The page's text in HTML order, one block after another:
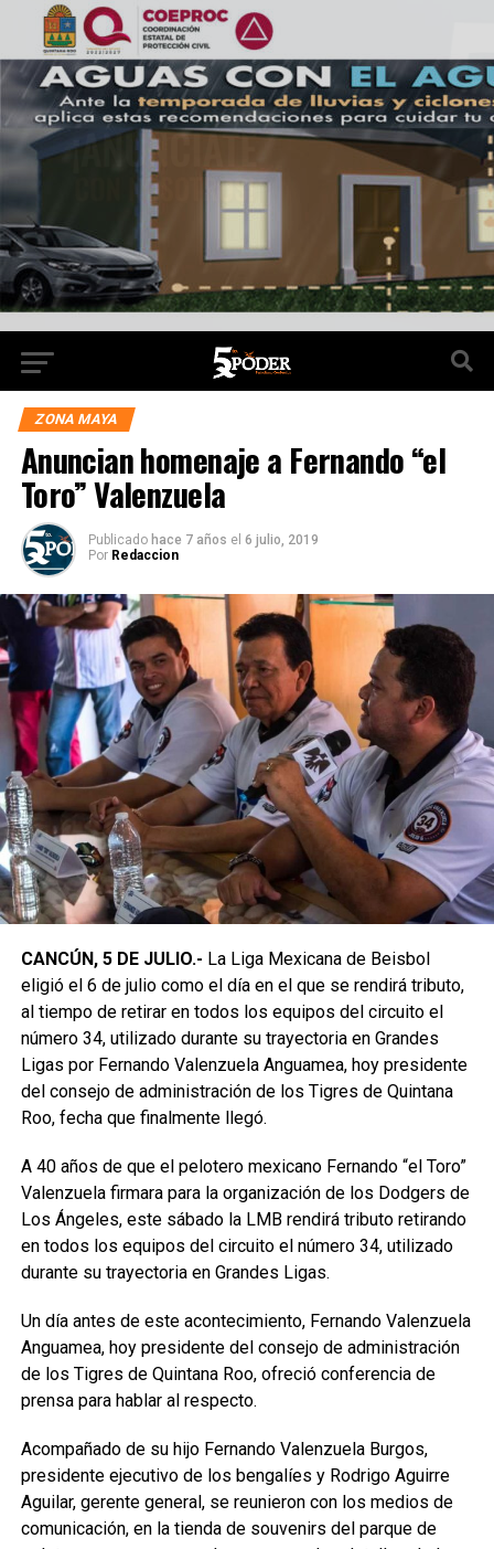
ZONA MAYA
Anuncian homenaje a Fernando “el
Toro” Valenzuela
Publicado hace 7 años el 6 julio, 2019
Por Redaccion
CANCÚN, 5 DE JULIO.- La Liga Mexicana de Beisbol
eligió el 6 de julio como el día en el que se rendirá tributo,
al tiempo de retirar en todos los equipos del circuito el
número 34, utilizado durante su trayectoria en Grandes
Ligas por Fernando Valenzuela Anguamea, hoy presidente
del consejo de administración de los Tigres de Quintana
Roo, fecha que finalmente llegó.
A 40 años de que el pelotero mexicano Fernando “el Toro”
Valenzuela firmara para la organización de los Dodgers de
Los Ángeles, este sábado la LMB rendirá tributo retirando
en todos los equipos del circuito el número 34, utilizado
durante su trayectoria en Grandes Ligas.
Un día antes de este acontecimiento, Fernando Valenzuela
Anguamea, hoy presidente del consejo de administración
de los Tigres de Quintana Roo, ofreció conferencia de
prensa para hablar al respecto.
Acompañado de su hijo Fernando Valenzuela Burgos,
presidente ejecutivo de los bengalíes y Rodrigo Aguirre
Aguilar, gerente general, se reunieron con los medios de
comunicación, en la tienda de souvenirs del parque de